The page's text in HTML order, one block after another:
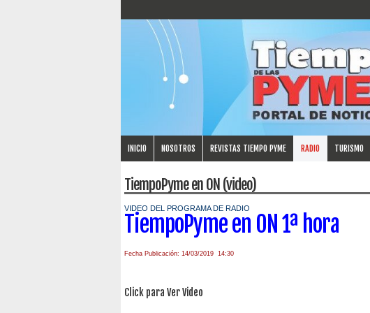
INICIO NOSOTROS REVISTAS TIEMPO PYME RADIO TURISMO
TiempoPyme en ON (video)
VIDEO DEL PROGRAMA DE RADIO
TiempoPyme en ON 1ª hora
Fecha Publicación: 14/03/2019 14:30
Click para Ver Video